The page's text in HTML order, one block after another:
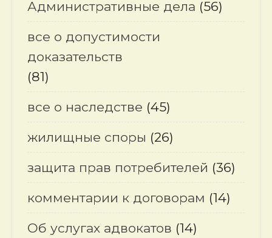
Административные дела (56)
все о допустимости
доказательств
(81)
все о наследстве (45)
жилищные споры (26)
защита прав потребителей (36)
комментарии к договорам (14)
Об услугах адвокатов (14)